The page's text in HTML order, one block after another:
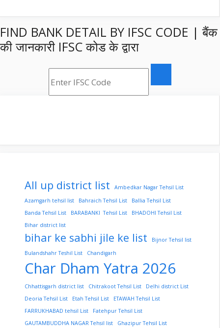
FIND BANK DETAIL BY IFSC CODE | बैंक
की जानकारी IFSC कोड के द्वारा
All up district list
Ambedkar Nagar Tehsil List
Azamgarh tehsil list
Bahraich Tehsil List
Ballia Tehsil List
Banda Tehsil List
BARABANKI Tehsil List
BHADOHI Tehsil List
Bihar district list
bihar ke sabhi jile ke list
Bijnor Tehsil list
Bulandshahr Teshil List
Chandigarh
Char Dham Yatra 2026
Chhattisgarh district list Chitrakoot Tehsil List
Delhi district List
Deoria Tehsil List
Etah Tehsil List
ETAWAH Tehsil List
FARRUKHABAD tehsil List
Fatehpur Tehsil List
GAUTAMBUDDHA NAGAR Tehsil list
Ghazipur Tehsil List